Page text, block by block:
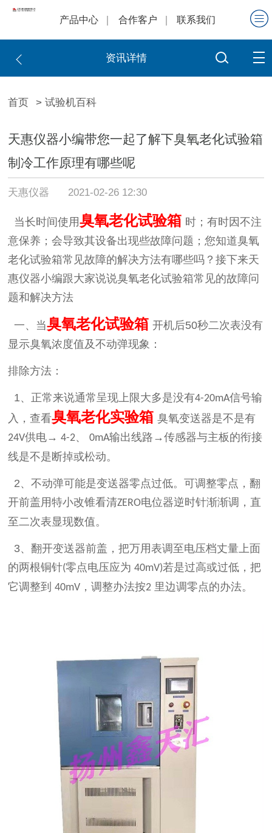
产品中心 合作客户 联系我们
资讯详情
首页 > 试验机百科
天惠仪器小编带您一起了解下臭氧老化试验箱
制冷工作原理有哪些呢
天惠仪器 2021-02-26 12:30
当长时间使用臭氧老化试验箱 时；有时因不注
意保养；会导致其设备出现些故障问题；您知道臭氧
老化试验箱常见故障的解决方法有哪些吗？接下来天
惠仪器小编跟大家说说臭氧老化试验箱常见的故障问
题和解决方法
一、当臭氧老化试验箱 开机后50秒二次表没有
显示臭氧浓度值及不动弹现象：
排除方法：
1、正常来说通常呈现上限大多是没有4-20mA信号输
入，查看臭氧老化实验箱 臭氧变送器是不是有
24V供电→ 4-2、 0mA输出线路→传感器与主板的衔接
线是不是断掉或松动。
2、不动弹可能是变送器零点过低。可调整零点，翻
开前盖用特小改锥看清ZERO电位器逆时针渐渐调，直
至二次表显现数值。
3、翻开变送器前盖，把万用表调至电压档丈量上面
的两根铜针(零点电压应为 40mV)若是过高或过低，把
它调整到 40mV ，调整办法按2 里边调零点的办法。